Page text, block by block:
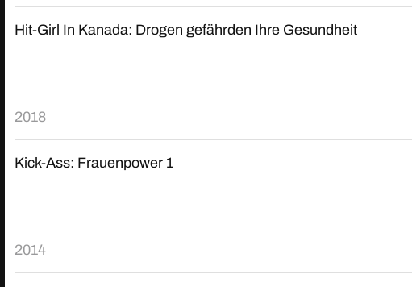
Hit-Girl In Kanada: Drogen gefährden Ihre Gesundheit
2018
Kick-Ass: Frauenpower 1
2014